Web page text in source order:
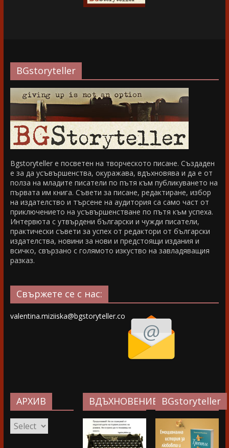
BGstoryteller
Bgstoryteller е посветен на творческото писане. Създаден
е за да усъвършенства, окуражава, вдъхновява и да е от
полза на младите писатели по пътя към публикуването на
първата им книга. Съвети за писане, редактиране, избор
на издателство и търсене на аудитория са само част от
приключението на усъвършенстване по пътя към успеха.
Интервюта с утвърдени български и чужди писатели,
практически съвети за успех от редактори от български
издателства, новини за нови и предстоящи издания и
всичко, свързано с голямото изкуство на завладяващия
разказ.
Свържете се с нас:
valentina.miziiska@bgstoryteller.co
АРХИВ
АРХИВ
ВДЪХНОВЕНИЕ…BGstoryteller